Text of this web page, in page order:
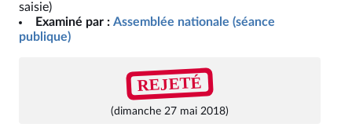
saisie)
Examiné par : Assemblée nationale (séance
publique)
REJETÉ
(dimanche 27 mai 2018)